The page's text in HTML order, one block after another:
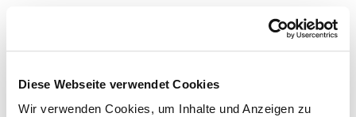
Diese Webseite verwendet Cookies
Wir verwenden Cookies, um Inhalte und Anzeigen zu